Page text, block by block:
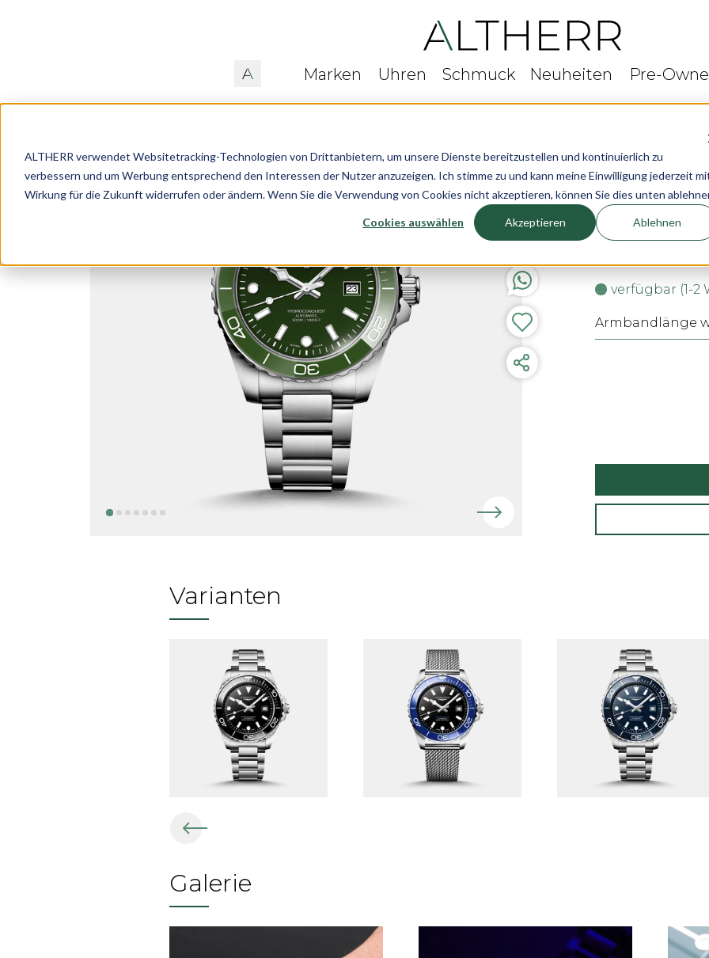
ALTHERR verwendet Websitetracking-Technologien von Drittanbietern, um unsere Dienste bereitzustellen und kontinuierlich zu
verbessern und um Werbung entsprechend den Interessen der Nutzer anzuzeigen. Ich stimme zu und kann meine Einwilligung jederzeit
Wirkung für die Zukunft widerrufen oder ändern. Wenn Sie die Verwendung von Cookies nicht akzeptieren, können Sie dies unten
Cookies auswählen Akzeptieren Ablehnen
Marken Uhren Schmuck Neuheiten Pre-
Longines
Ø 42 mm
verfügbar (1-2
Armbandlänge
Varianten
Galerie